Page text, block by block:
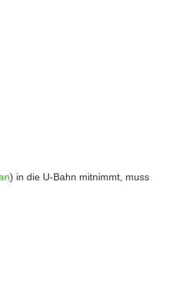
) in die U-Bahn mitnimmt, muss